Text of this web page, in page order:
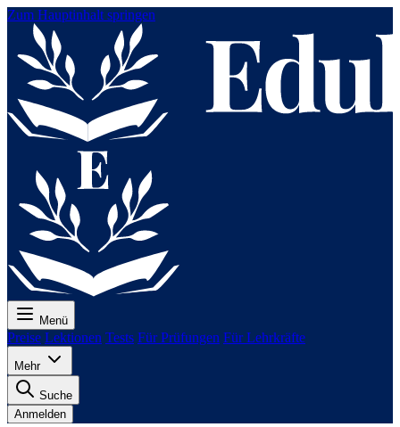
Zum Hauptinhalt springen
Menü
Preise Lektionen Tests Für Prüfungen Für Lehrkräfte
Mehr
Suche
Anmelden